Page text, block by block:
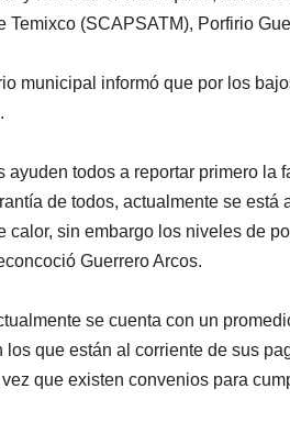
Temixco (SCAPSATM), Porfirio
municipal informó que por los
ayuden todos a reportar primero la
de todos, actualmente se
calor, sin embargo los niveles de
Guerrero Arcos.
se cuenta con un
que están al corriente de sus
que existen convenios para